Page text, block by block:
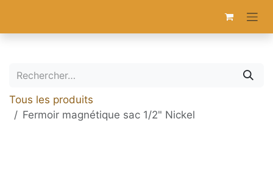
Tous les produits
Fermoir magnétique sac 1/2" Nickel